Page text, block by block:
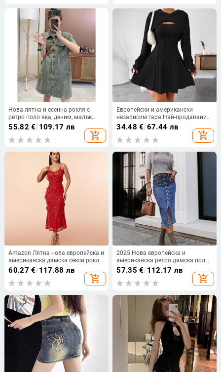
Нова лятна и есенна рокля с
ретро поло яка, деним, малък
дизайн, широка риза за
отслабване за жени
55.82 €/109.17 лв
add_shopping_cart
Европейски и американски
независим гара Най-продавани
дамски дрехи Прост сладък стил
Моден костюм Есенно-зимен
комплект от две части с качулка
34.48 €/67.44 лв
add_shopping_cart
Amazon Лятна нова европейска и
американска дамска секси рокля
в стил Spice Girls, дълга вечерна
рокля с пайети и презрамки без
гръб
60.27 €/117.88 лв
add_shopping_cart
2025 Нова европейска и
американска ретро дамска пола
с катарама, висока еластична
деним, с цепка отпред
57.35 €/112.17 лв
add_shopping_cart